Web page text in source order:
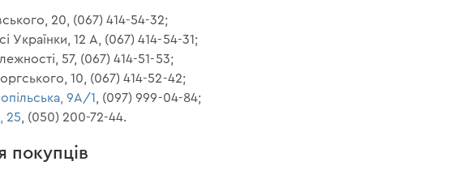
20, (067) 414-54-32;
Українки, 12 А, (067) 414-54-31;
57, (067) 414-51-53;
10, (067) 414-52-42;
9А/1
, (097) 999-04-84;
25 , (050) 200-72-44.
покупців